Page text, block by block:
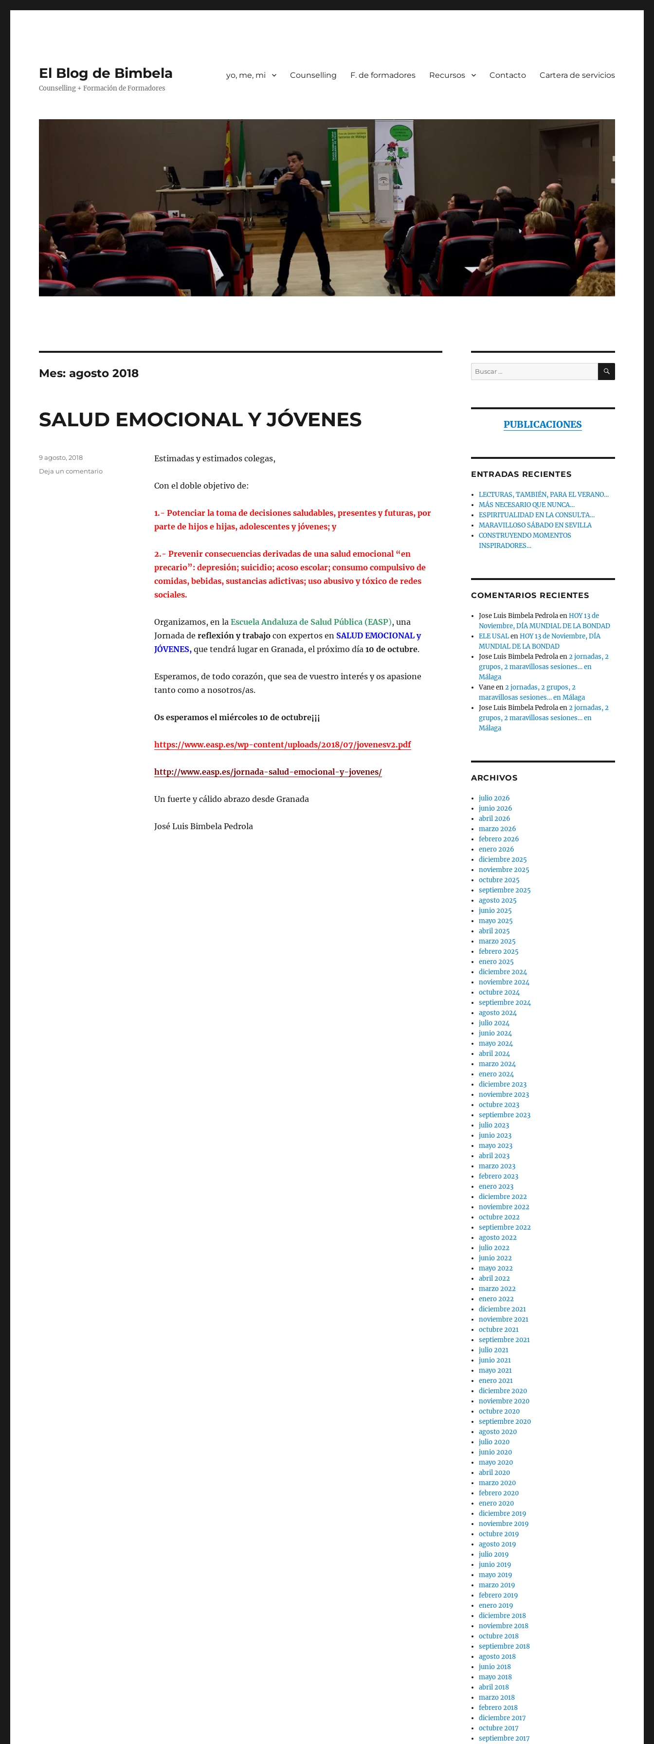
El Blog de Bimbela
Counselling + Formación de Formadores
yo, me, mi Counselling F. de formadores Recursos Contacto Cartera de servicios
Mes:agosto 2018
SALUD EMOCIONAL Y JÓVENES
Estimadas y estimados colegas,
Con el doble objetivo de:
1.- Potenciar la toma de decisiones saludables, presentes y futuras, por
parte de hijos e hijas, adolescentes y jóvenes; y
2.- Prevenir consecuencias derivadas de una salud emocional “en
precario”: depresión; suicidio; acoso escolar; consumo compulsivo de
comidas, bebidas, sustancias adictivas; uso abusivo y tóxico de redes
sociales.
Organizamos, en la Escuela Andaluza de Salud Pública (EASP), una
Jornada de reflexión y trabajocon expertos en SALUD EMOCIONAL y
JÓVENES, que tendrá lugar en Granada, el próximo día 10 de octubre.
Esperamos, de todo corazón, que sea de vuestro interés y os apasione
tanto como a nosotros/as.
Os esperamos el miércoles 10 de octubre¡¡¡
https://www.easp.es/wp-content/uploads/2018/07/jovenesv2.pdf
http://www.easp.es/jornada-salud-emocional-y-jovenes/
Un fuerte y cálido abrazo desde Granada
José Luis Bimbela Pedrola
Publicado
9 agosto, 2018
Deja un comentarioen
Buscar
por:
BUSCAR
PUBLICACIONES
ENTRADAS RECIENTES
LECTURAS, TAMBIÉN, PARA EL VERANO…
MÁS NECESARIO QUE NUNCA…
ESPIRITUALIDAD EN LA CONSULTA…
MARAVILLOSO SÁBADO EN SEVILLA
CONSTRUYENDO MOMENTOS
INSPIRADORES…
COMENTARIOS RECIENTES
Jose Luis Bimbela PedrolaenHOY 13 de
Noviembre, DÍA MUNDIAL DE LA BONDAD
ELE USALenHOY 13 de Noviembre, DÍA
MUNDIAL DE LA BONDAD
Jose Luis Bimbela Pedrolaen2 jornadas, 2
grupos, 2 maravillosas sesiones… en
Málaga
Vaneen2 jornadas, 2 grupos, 2
maravillosas sesiones… en Málaga
Jose Luis Bimbela Pedrolaen2 jornadas, 2
grupos, 2 maravillosas sesiones… en
Málaga
ARCHIVOS
julio 2026
junio 2026
abril 2026
marzo 2026
febrero 2026
enero 2026
diciembre 2025
noviembre 2025
octubre 2025
septiembre 2025
agosto 2025
junio 2025
mayo 2025
abril 2025
marzo 2025
febrero 2025
enero 2025
diciembre 2024
noviembre 2024
octubre 2024
septiembre 2024
agosto 2024
julio 2024
junio 2024
mayo 2024
abril 2024
marzo 2024
enero 2024
diciembre 2023
noviembre 2023
octubre 2023
septiembre 2023
julio 2023
junio 2023
mayo 2023
abril 2023
marzo 2023
febrero 2023
enero 2023
diciembre 2022
noviembre 2022
octubre 2022
septiembre 2022
agosto 2022
julio 2022
junio 2022
mayo 2022
abril 2022
marzo 2022
enero 2022
diciembre 2021
noviembre 2021
octubre 2021
septiembre 2021
julio 2021
junio 2021
mayo 2021
enero 2021
diciembre 2020
noviembre 2020
octubre 2020
septiembre 2020
agosto 2020
julio 2020
junio 2020
mayo 2020
abril 2020
marzo 2020
febrero 2020
enero 2020
diciembre 2019
noviembre 2019
octubre 2019
agosto 2019
julio 2019
junio 2019
mayo 2019
marzo 2019
febrero 2019
enero 2019
diciembre 2018
noviembre 2018
octubre 2018
septiembre 2018
agosto 2018
junio 2018
mayo 2018
abril 2018
marzo 2018
febrero 2018
diciembre 2017
octubre 2017
septiembre 2017